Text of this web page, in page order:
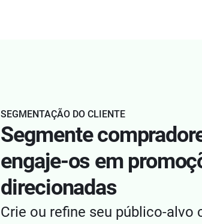
SEGMENTAÇÃO DO CLIENTE
Segmente
engaje-os em
direcionadas
Crie ou refine seu público-alvo